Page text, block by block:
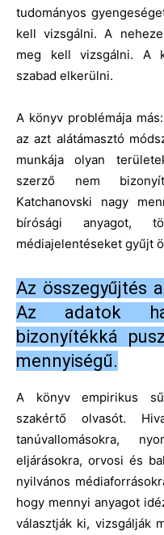
tudományos
kell vizsgálni. A
meg kell vizsgálni. A
szabad elkerülni.
A könyv problémája
az azt alátámasztó
munkája olyan
szerző nem
Katchanovski nagy
bírósági anyagot,
médiajelentéseket gyűjt
Az összegyűjtés
Az adatok
bizonyítékká
mennyiségű.
A könyv empirikus
szakértő olvasót.
tanúvallomásokra,
eljárásokra, orvosi és
nyilvános
hogy mennyi anyagot
választják ki, vizsgálják